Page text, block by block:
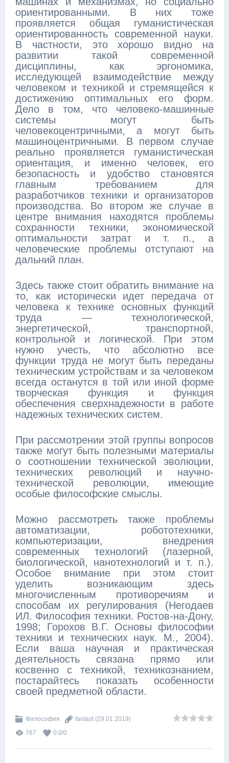
ориентированными. В них тоже
проявляется общая гуманистическая
ориентированность современной науки.
В частности, это хорошо видно на
развитии такой современной
дисциплины, как эргономика,
исследующей взаимодействие между
человеком и техникой и стремящейся к
достижению оптимальных его форм.
Дело в том, что человеко-машинные
системы могут быть
человекоцентричными, а могут быть
машиноцентричными. В первом случае
реально проявляется гуманистическая
ориентация, и именно человек, его
безопасность и удобство становятся
главным требованием для
разработчиков техники и организаторов
производства. Во втором же случае в
центре внимания находятся проблемы
сохранности техники, экономической
оптимальности затрат и т. п., а
человеческие проблемы отступают на
дальний план.
Здесь также стоит обратить внимание на
то, как исторически идет передача от
человека к технике основных функций
труда — технологической,
энергетической, транспортной,
контрольной и логической. При этом
нужно учесть, что абсолютно все
функции труда не могут быть переданы
техническим устройствам и за человеком
всегда останутся в той или иной форме
творческая функция и функция
обеспечения сверхнадежности в работе
надежных технических систем.
При рассмотрении этой группы вопросов
также могут быть полезными материалы
о соотношении технической эволюции,
технических революций и научно-
технической революции, имеющие
особые философские смыслы.
Можно рассмотреть также проблемы
автоматизации, робототехники,
компьютеризации, внедрения
современных технологий (лазерной,
биологической, нанотехнологий и т. п.).
Особое внимание при этом стоит
уделить возникающим здесь
многочисленным противоречиям и
способам их регулирования (Негодаев
ИЛ. Философия техники. Ростов-на-Дону,
1998; Горохов В.Г. Основы философии
техники и технических наук. М., 2004).
Если ваша научная и практическая
деятельность связана прямо или
косвенно с техникой, техникознанием,
постарайтесь показать особенности
своей предметной области.
Философия fantast (29.01.2019)
767
0.0/0